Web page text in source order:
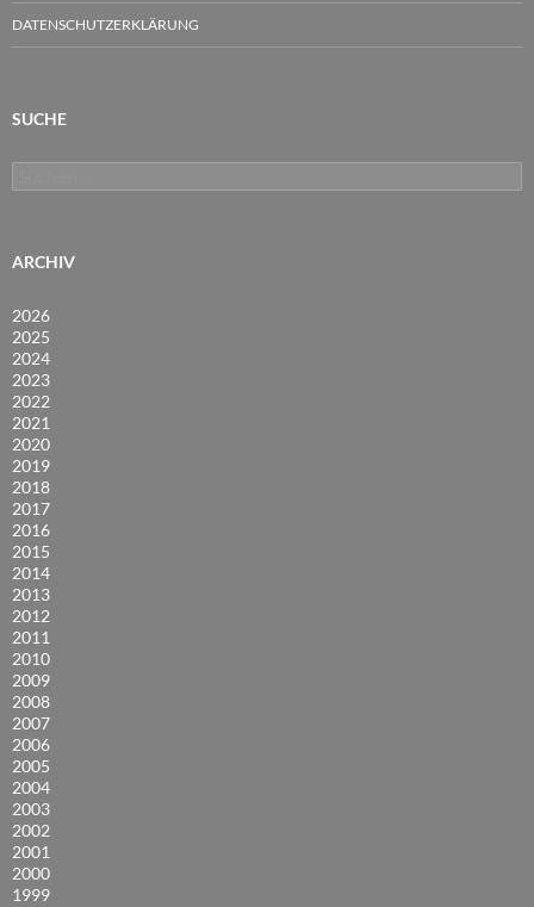
DATENSCHUTZERKLÄRUNG
SUCHE
nach:
ARCHIV
2026
2025
2024
2023
2022
2021
2020
2019
2018
2017
2016
2015
2014
2013
2012
2011
2010
2009
2008
2007
2006
2005
2004
2003
2002
2001
2000
1999